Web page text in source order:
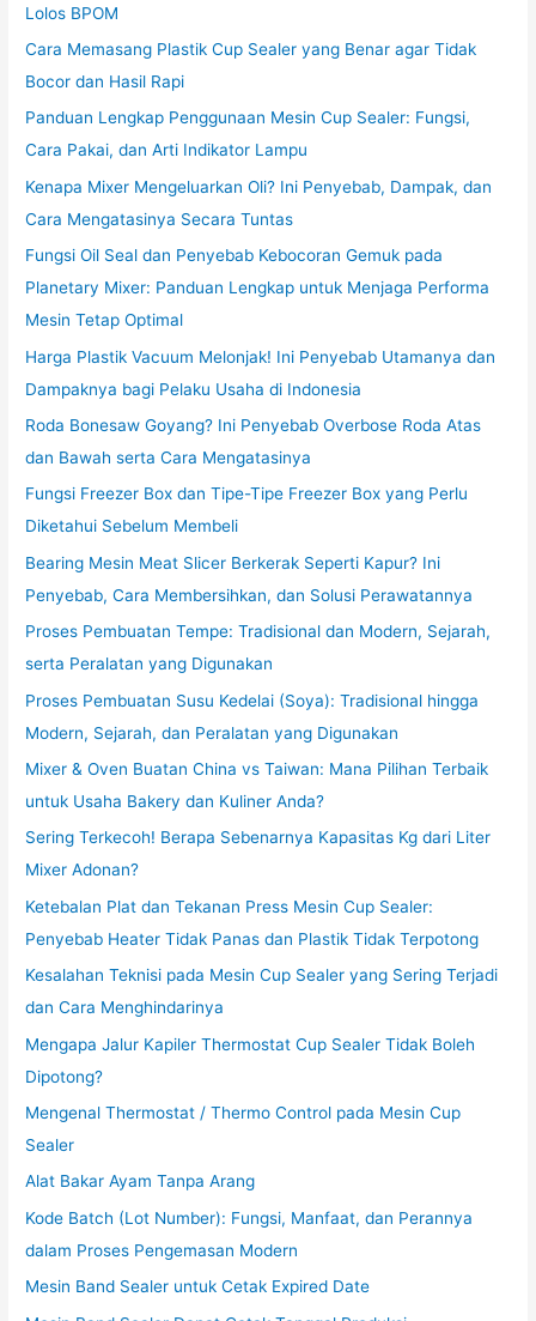
Lolos BPOM
Cara Memasang Plastik Cup Sealer yang Benar agar Tidak
Bocor dan Hasil Rapi
Panduan Lengkap Penggunaan Mesin Cup Sealer: Fungsi,
Cara Pakai, dan Arti Indikator Lampu
Kenapa Mixer Mengeluarkan Oli? Ini Penyebab, Dampak, dan
Cara Mengatasinya Secara Tuntas
Fungsi Oil Seal dan Penyebab Kebocoran Gemuk pada
Planetary Mixer: Panduan Lengkap untuk Menjaga Performa
Mesin Tetap Optimal
Harga Plastik Vacuum Melonjak! Ini Penyebab Utamanya dan
Dampaknya bagi Pelaku Usaha di Indonesia
Roda Bonesaw Goyang? Ini Penyebab Overbose Roda Atas
dan Bawah serta Cara Mengatasinya
Fungsi Freezer Box dan Tipe-Tipe Freezer Box yang Perlu
Diketahui Sebelum Membeli
Bearing Mesin Meat Slicer Berkerak Seperti Kapur? Ini
Penyebab, Cara Membersihkan, dan Solusi Perawatannya
Proses Pembuatan Tempe: Tradisional dan Modern, Sejarah,
serta Peralatan yang Digunakan
Proses Pembuatan Susu Kedelai (Soya): Tradisional hingga
Modern, Sejarah, dan Peralatan yang Digunakan
Mixer & Oven Buatan China vs Taiwan: Mana Pilihan Terbaik
untuk Usaha Bakery dan Kuliner Anda?
Sering Terkecoh! Berapa Sebenarnya Kapasitas Kg dari Liter
Mixer Adonan?
Ketebalan Plat dan Tekanan Press Mesin Cup Sealer:
Penyebab Heater Tidak Panas dan Plastik Tidak Terpotong
Kesalahan Teknisi pada Mesin Cup Sealer yang Sering Terjadi
dan Cara Menghindarinya
Mengapa Jalur Kapiler Thermostat Cup Sealer Tidak Boleh
Dipotong?
Mengenal Thermostat / Thermo Control pada Mesin Cup
Sealer
Alat Bakar Ayam Tanpa Arang
Kode Batch (Lot Number): Fungsi, Manfaat, dan Perannya
dalam Proses Pengemasan Modern
Mesin Band Sealer untuk Cetak Expired Date